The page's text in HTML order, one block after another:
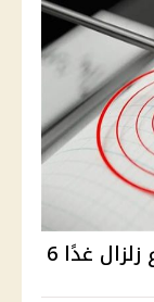
البحوث الفلكية تحسم مزاعم وقوع زلزال غدًا 6